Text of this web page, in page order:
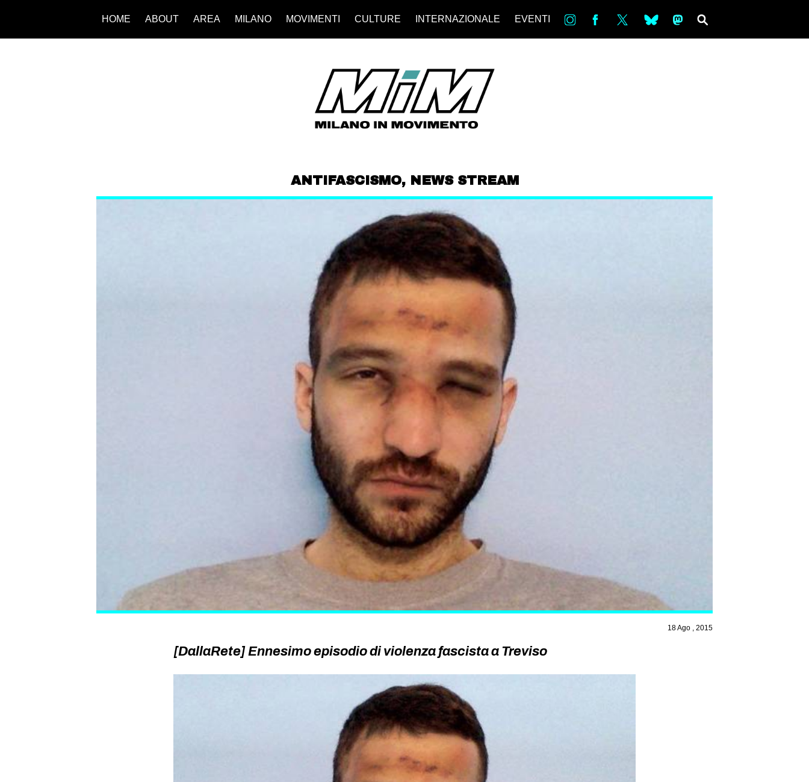
HOME ABOUT AREA MILANO MOVIMENTI CULTURE INTERNAZIONALE EVENTI in bsky ms
ANTIFASCISMO, NEWS STREAM
18 Ago , 2015
[DallaRete] Ennesimo episodio di violenza fascista a Treviso